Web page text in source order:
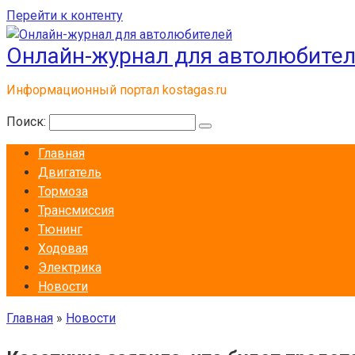
Перейти к контенту
Онлайн-журнал для
Информационный портал kostagas.ru
Поиск:
Главная
Двигатель
Тормоза
Трансмиссия
Тюнинг
Ходовая
Электрика
Новости
Главная » Новости